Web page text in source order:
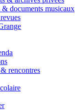
& documents musicaux
rencontres